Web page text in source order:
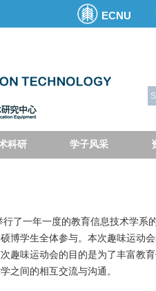
ECNU
科研 学子风采
了一年一度的教育信息技术学系
博学生全体参与。本次趣味运动
趣味运动会的目的是为了丰富教
之间的相互交流与沟通。